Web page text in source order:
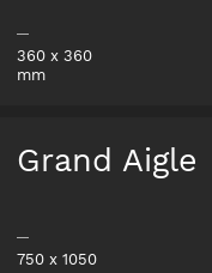
360 x 360
mm
Grand Aigle
750 x 1050